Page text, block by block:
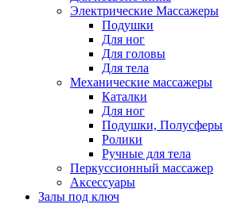
Электрические Массажеры
Подушки
Для ног
Для головы
Для тела
Механические массажеры
Каталки
Для ног
Подушки, Полусферы
Ролики
Ручные для тела
Перкуссионный массажер
Аксессуары
Залы под ключ